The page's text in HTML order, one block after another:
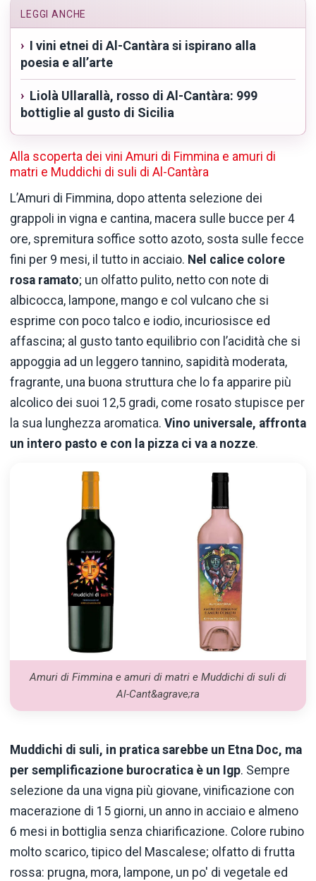
LEGGI ANCHE
I vini etnei di Al-Cantàra si ispirano alla
poesia e all’arte
Liolà Ullarallà, rosso di Al-Cantàra: 999
bottiglie al gusto di Sicilia
Alla scoperta dei vini Amuri di Fimmina e amuri di
matri e Muddichi di suli di Al-Cantàra
L’Amuri di Fimmina, dopo attenta selezione dei
grappoli in vigna e cantina, macera sulle bucce per 4
ore, spremitura soffice sotto azoto, sosta sulle fecce
fini per 9 mesi, il tutto in acciaio. Nel calice colore
rosa ramato; un olfatto pulito, netto con note di
albicocca, lampone, mango e col vulcano che si
esprime con poco talco e iodio, incuriosisce ed
affascina; al gusto tanto equilibrio con l’acidità che si
appoggia ad un leggero tannino, sapidità moderata,
fragrante, una buona struttura che lo fa apparire più
alcolico dei suoi 12,5 gradi, come rosato stupisce per
la sua lunghezza aromatica. Vino universale, affronta
un intero pasto e con la pizza ci va a nozze.
Amuri di Fimmina e amuri di matri e Muddichi di suli di
Al-Cant&agrave;ra
Muddichi di suli, in pratica sarebbe un Etna Doc, ma
per semplificazione burocratica è un Igp. Sempre
selezione da una vigna più giovane, vinificazione con
macerazione di 15 giorni, un anno in acciaio e almeno
6 mesi in bottiglia senza chiarificazione. Colore rubino
molto scarico, tipico del Mascalese; olfatto di frutta
rossa: prugna, mora, lampone, un po' di vegetale ed